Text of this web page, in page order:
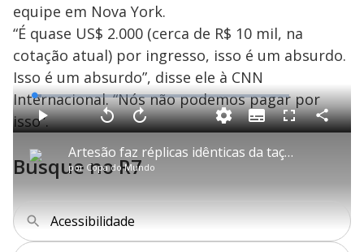
equipe em Nova York.
“É quase US$ 2.000 (cerca de R$ 10 mil, na
cotação atual) por ingresso, isso é um absurdo.
Isso é um absurdo”, disse ele à CNN
Internacional. “Nós não podemos pagar por
isso”.
P
l
Artesão faz réplicas idênticas da taça da Copa do Mundo
por Copa do Mundo
P V
t
a
r
1
u
n
o
A
n
ç
a
u
d
L
o
a
d
e
:
2
.
8
S
u
b
i
t
F
l
C
o
Busque no R7
Acessibilidade